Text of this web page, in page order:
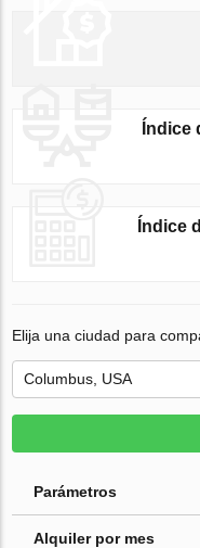
Índice
Índice
Elija una ciudad para
Parámetros
Alquiler por mes